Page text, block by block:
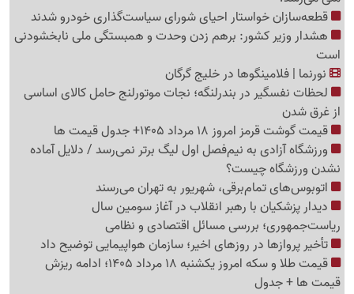
قطعه‌سازان خواستار احیای شورای سیاست‌گذاری خودرو شدند
هشدار وزیر کشور: برهم زدن وحدت و همبستگی ملی نابخشودنی
است
نورنما | فلامینگوها در خلیج گرگان
لحظات نفسگیر در بندرلنگه؛ نجات موتورلنج حامل کالای اساسی
از غرق شدن
قیمت گوشت قرمز امروز 18 مرداد 1405+ جدول قیمت ها
ورزشگاه آزادی به نیم‌فصل اول لیگ برتر نمی‌رسد / دلایل آماده
نشدن ورزشگاه چیست؟
اتوبوس‌های تمام‌برقی، شهریور به تهران می‌رسند
دیدار پزشکیان با رهبر انقلاب در آغاز سومین سال
ریاست‌جمهوری؛ بررسی مسائل اقتصادی و نظامی
تأخیر پروازها در روزهای اخیر؛ سازمان هواپیمایی توضیح داد
قیمت طلا و سکه امروز یکشنبه 18 مرداد 1405؛ ادامه ریزش
قیمت ها + جدول